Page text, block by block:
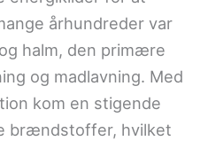
århundreder var
halm, den primære
og madlavning. Med
kom en stigende
brændstoffer, hvilket